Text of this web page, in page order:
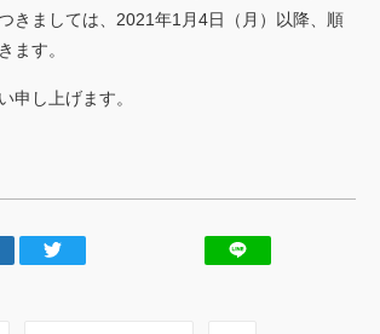
きましては、2021年1月4日（月）以降、順
ます。
申し上げます。